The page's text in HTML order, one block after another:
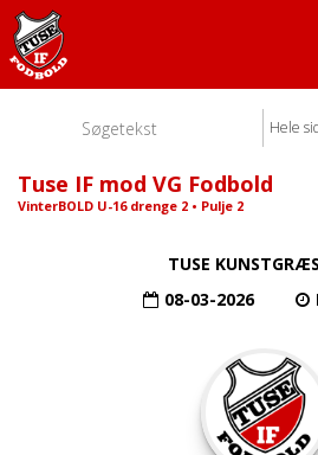
Hele
Tuse IF mod VG Fodbold
VinterBOLD U-16 drenge 2 • Pulje 2
TUSE
08-03-2026